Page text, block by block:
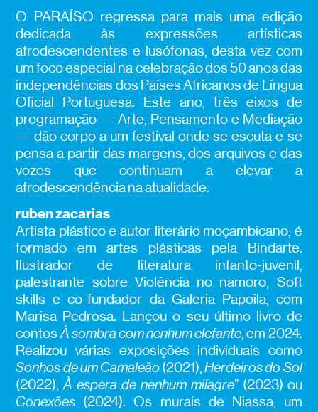
O PARAÍSO regressa para mais uma edição
dedicada às expressões artísticas
afrodescendentes e lusófonas, desta vez com
um foco especial na celebração dos 50 anos das
independências dos Países Africanos de Língua
Oficial Portuguesa. Este ano, três eixos de
programação — Arte, Pensamento e Mediação
— dão corpo a um festival onde se escuta e se
pensa a partir das margens, dos arquivos e das
vozes que continuam a elevar a
afrodescendência na atualidade.
ruben zacarias
Artista plástico e autor literário moçambicano, é
formado em artes plásticas pela Bindarte.
Ilustrador de literatura infanto-juvenil,
palestrante sobre Violência no namoro, Soft
skills e co-fundador da Galeria Papoila, com
Marisa Pedrosa. Lançou o seu último livro de
contosÀ sombra com nenhum elefante, em 2024.
Realizou várias exposições individuais como
Sonhos de um Camaleão(2021),Herdeiros do Sol
(2022),À espera de nenhum milagre” (2023) ou
Conexões (2024). Os murais de Niassa, um